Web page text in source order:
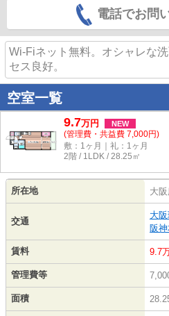
電話でお問
Wi-Fiネット無料。オシャレな
セス良好。
空室一覧
9.7万円 NEW
(管理費・共益費 7,000円)
敷：1ヶ月｜礼：1ヶ月
2階 / 1LDK / 28.25㎡
所在地 大
交通
大
阪
賃料 9.7
管理費等
面積